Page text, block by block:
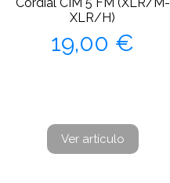
XLR/H)
Precio
19,00 €
Ver artículo